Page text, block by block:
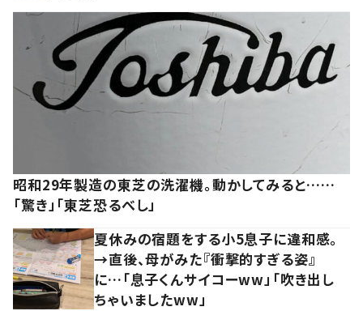
昭和29年製造の東芝の洗濯機。動かしてみると……
「驚き」「東芝恐るべし」
夏休みの宿題をする小5息子に違和感。
→直後、母がみた『衝撃的すぎる姿』
に…「息子くんサイコーww」「吹き出し
ちゃいましたww」